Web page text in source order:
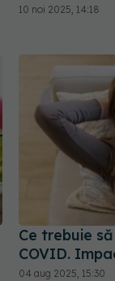
10 noi 2025, 14:18
Ce trebuie
COVID.
04 aug 2025, 15:30